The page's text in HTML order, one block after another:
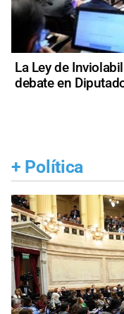
La Ley de
debate en
+ Política